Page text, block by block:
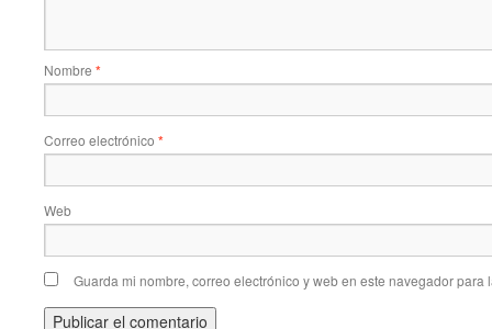
Nombre *
Correo electrónico *
Web
Guarda mi nombre, correo electrónico y web en este navegador para